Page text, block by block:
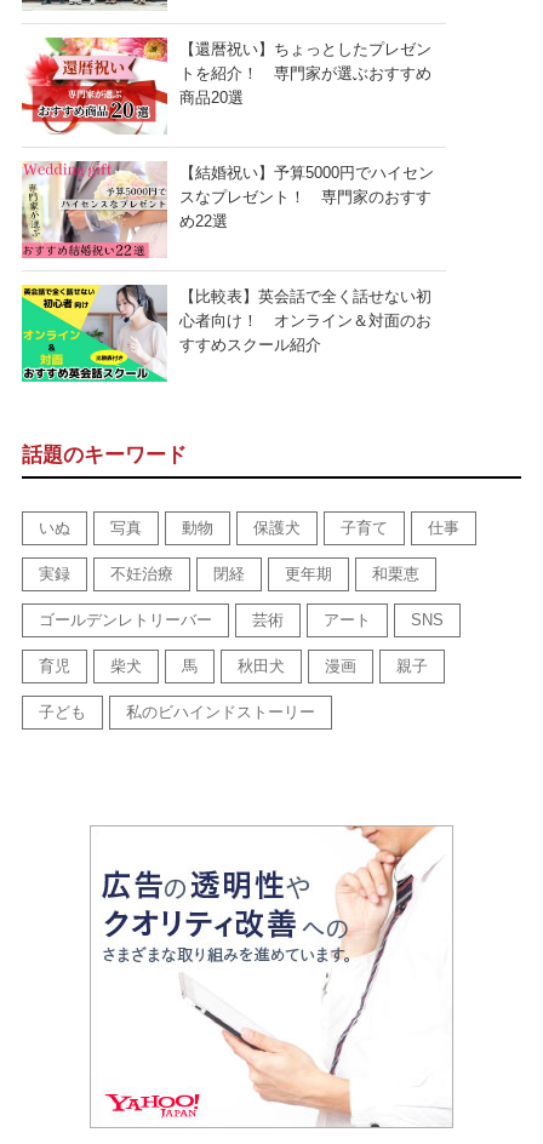
【還暦祝い】ちょっとしたプレゼン
トを紹介！ 専門家が選ぶおすすめ
商品20選
【結婚祝い】予算5000円でハイセン
スなプレゼント！ 専門家のおすす
め22選
【比較表】英会話で全く話せない初
心者向け！ オンライン＆対面のお
すすめスクール紹介
話題のキーワード
いぬ 写真 動物 保護犬 子育て 仕事
実録 不妊治療 閉経 更年期 和栗恵
ゴールデンレトリーバー 芸術 アート SNS
育児 柴犬 馬 秋田犬 漫画 親子
子ども 私のビハインドストーリー